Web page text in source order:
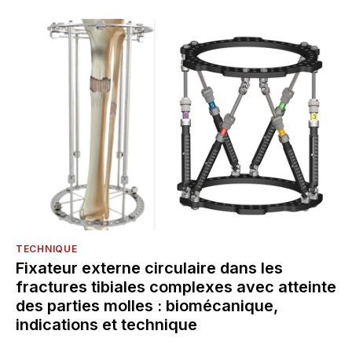
TECHNIQUE
Fixateur externe circulaire dans les
fractures tibiales complexes avec atteinte
des parties molles : biomécanique,
indications et technique